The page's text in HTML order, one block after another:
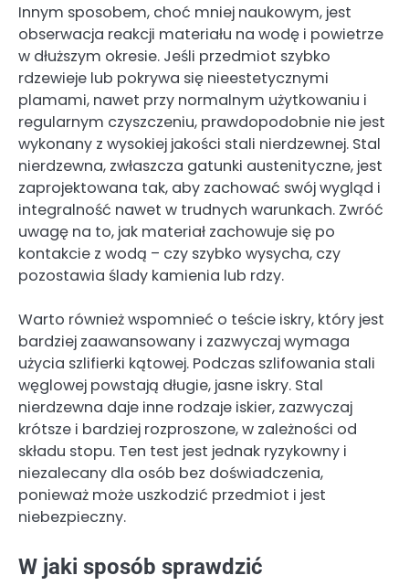
Innym sposobem, choć mniej naukowym, jest
obserwacja reakcji materiału na wodę i powietrze
w dłuższym okresie. Jeśli przedmiot szybko
rdzewieje lub pokrywa się nieestetycznymi
plamami, nawet przy normalnym użytkowaniu i
regularnym czyszczeniu, prawdopodobnie nie jest
wykonany z wysokiej jakości stali nierdzewnej. Stal
nierdzewna, zwłaszcza gatunki austenityczne, jest
zaprojektowana tak, aby zachować swój wygląd i
integralność nawet w trudnych warunkach. Zwróć
uwagę na to, jak materiał zachowuje się po
kontakcie z wodą – czy szybko wysycha, czy
pozostawia ślady kamienia lub rdzy.
Warto również wspomnieć o teście iskry, który jest
bardziej zaawansowany i zazwyczaj wymaga
użycia szlifierki kątowej. Podczas szlifowania stali
węglowej powstają długie, jasne iskry. Stal
nierdzewna daje inne rodzaje iskier, zazwyczaj
krótsze i bardziej rozproszone, w zależności od
składu stopu. Ten test jest jednak ryzykowny i
niezalecany dla osób bez doświadczenia,
ponieważ może uszkodzić przedmiot i jest
niebezpieczny.
W jaki sposób sprawdzić